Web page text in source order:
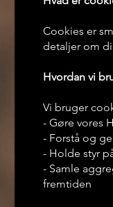
Cookies er
detaljer om
Hvordan vi
Vi bruger
- Gøre vores
- Forstå og
- Holde styr
- Samle
fremtiden